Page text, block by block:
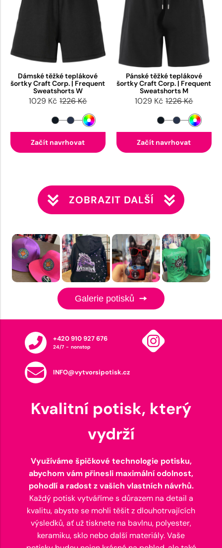
Dámské těžké teplákové
šortky Craft Corp. | Frequent
Sweatshorts W
1029 Kč 1226 Kč
Začít navrhovat
Pánské těžké teplákové
šortky Craft Corp. | Frequent
Sweatshorts M
1029 Kč 1226 Kč
Začít navrhovat
ZOBRAZIT DALŠÍ
Galerie potisků
+420 910 927 676
24/7 - nonstop
INFO@vytvorsipotisk.cz
Kvalitní potisk, který
vydrží
Využíváme špičkové technologie potisku,
abychom vám přinesli maximální odolnost,
pohodlí a radost z vašich vlastních návrhů.
Každý potisk vytváříme s důrazem na detail a
kvalitu, abyste se mohli těšit z dlouhotrvajících
výsledků, ať už tisknete na bavlnu, polyester,
keramiku, sklo nebo další materiály. Vaše